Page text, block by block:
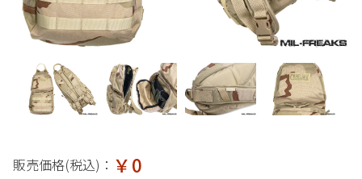
販売価格(税込)： ￥0